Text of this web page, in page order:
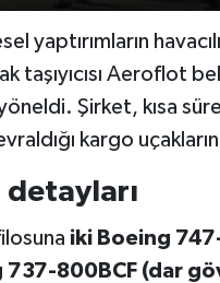
yaptırımların
taşıyıcısı
Şirket, kısa
kargo
detayları
iki Boeing
737-800BCF (dar